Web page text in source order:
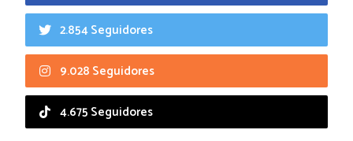
2.854 Seguidores
9.028 Seguidores
4.675 Seguidores